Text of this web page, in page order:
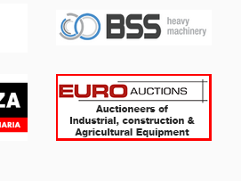
de carga: 500 mm Capacidade
kg Capacidade máxima de carga à
2000 kg Capacidade máxima
1,89 m Peso total: 5580 kg Potência
2,5 l Velocidade de
operacional, sinais gerais